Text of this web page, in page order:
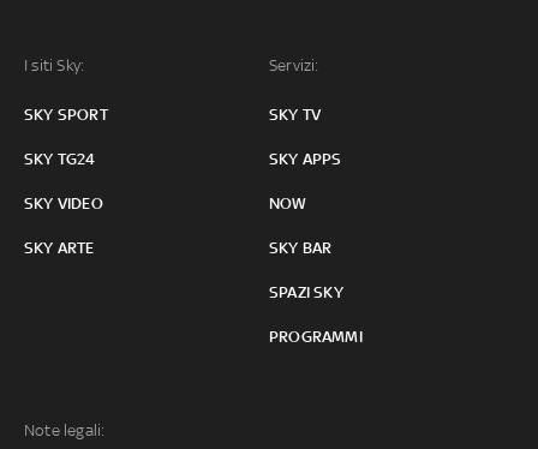
I siti Sky:
SKY SPORT
SKY TG24
SKY VIDEO
SKY ARTE
Servizi:
SKY TV
SKY APPS
NOW
SKY BAR
SPAZI SKY
PROGRAMMI
Note legali: